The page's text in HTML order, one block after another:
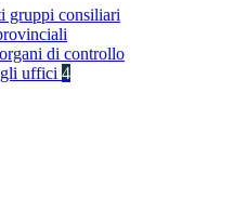
gruppi consiliari
di controllo
uffici 4